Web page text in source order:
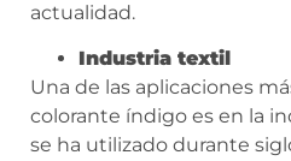
actualidad.
Industria textil
Una de las aplicaciones
colorante índigo es en la
se ha utilizado durante